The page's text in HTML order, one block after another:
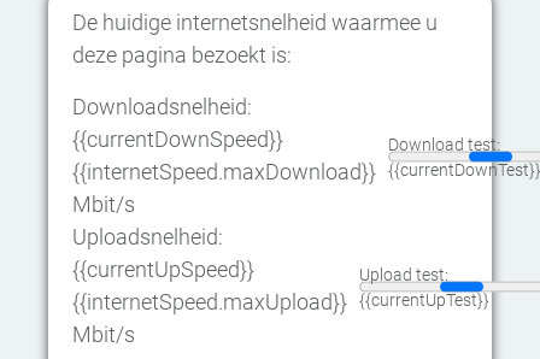
De huidige internetsnelheid waarmee u
deze pagina bezoekt is:
Downloadsnelheid:
{{currentDownSpeed}}
{{internetSpeed.maxDownload}}
Mbit/s
Download test:
{{currentDownTest}}
Uploadsnelheid:
{{currentUpSpeed}}
{{internetSpeed.maxUpload}}
Mbit/s
Upload test:
{{currentUpTest}}